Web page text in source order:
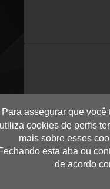
Para assegurar que
utiliza cookies de perfis
mais sobre esses
esta aba ou
de acordo